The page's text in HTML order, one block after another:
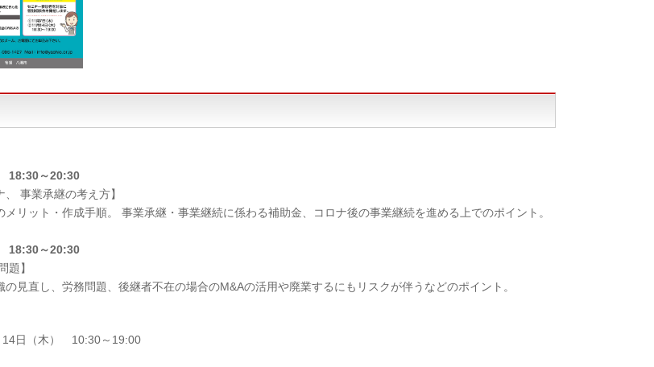
18:30～20:30
、 事業承継の考え方】
メリット・作成手順。 事業承継・事業継続に係わる補助金、コロナ後の事業継続を進める上でのポイント。
18:30～20:30
題】
の見直し、労務問題、後継者不在の場合のM&Aの活用や廃業するにもリスクが伴うなどのポイント。
14日（木） 10:30～19:00